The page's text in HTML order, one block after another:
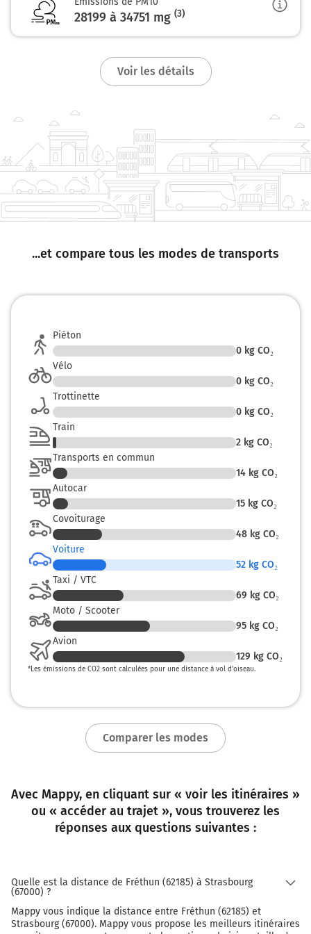
Continuer Place de l'Homme de Fer sur 170 mètres
67000-67200
28199 à 34751 mg (3)
Voir les détails
...et compare tous les modes de transports
Piéton
0 kg CO₂
Vélo
0 kg CO₂
Trottinette
0 kg CO₂
Train
2 kg CO₂
Transports en commun
14 kg CO₂
Autocar
15 kg CO₂
Covoiturage
48 kg CO₂
Voiture
52 kg CO₂
Taxi / VTC
69 kg CO₂
Moto / Scooter
95 kg CO₂
Avion
129 kg CO₂
*Les émissions de CO2 sont calculées pour une distance à vol d’oiseau.
Comparer les modes
Avec Mappy, en cliquant sur « voir les itinéraires »
ou « accéder au trajet », vous trouverez les
réponses aux questions suivantes :
Quelle est la distance de Fréthun (62185) à Strasbourg
(67000) ?
Mappy vous indique la distance entre Fréthun (62185) et
Strasbourg (67000). Mappy vous propose les meilleurs itinéraires